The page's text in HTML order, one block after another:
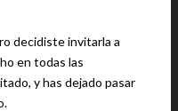
decidiste invitarla a
en todas las
y has dejado pasar